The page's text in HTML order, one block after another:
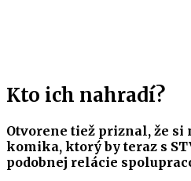
Kto ich nahradí?
Otvorene tiež priznal, že si
komika, ktorý by teraz s
podobnej relácie